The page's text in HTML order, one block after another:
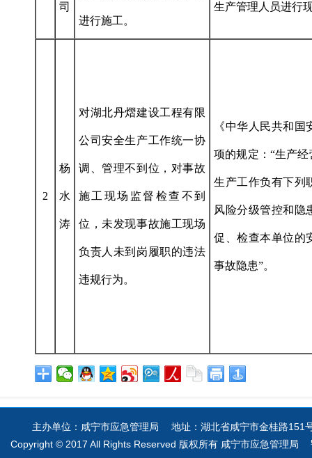
司
进行施工。
生产管理人员进行
2
杨
水
涛
对湖北丹熠建设工程有限
公司安全生产工作统一协
调、管理不到位，对事故
施工现场监督检查不到
位，未发现事故施工现场
负责人未到岗履职的违法
违规行为。
《中华人民共和
项的规定：“生产
生产工作负有下列
风险分级管控和隐
促、检查本单位的
事故隐患”。
主办单位：咸宁市应急管理局 地址：湖北省咸宁市金桂路
Copyright © 2017 All Rights Reserved 版权所有 咸宁市应急管理局